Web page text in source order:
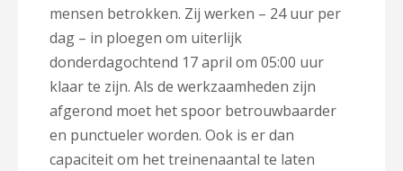
mensen betrokken. Zij werken – 24 uur per
dag – in ploegen om uiterlijk
donderdagochtend 17 april om 05:00 uur
klaar te zijn. Als de werkzaamheden zijn
afgerond moet het spoor betrouwbaarder
en punctueler worden. Ook is er dan
capaciteit om het treinenaantal te laten